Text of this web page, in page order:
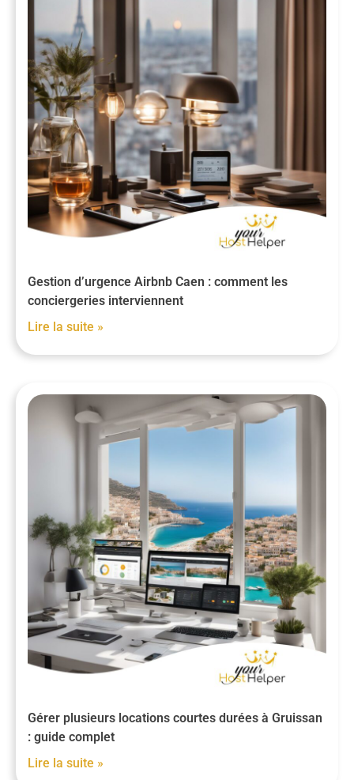
Gestion d’urgence Airbnb Caen : comment les
conciergeries interviennent
Lire la suite »
Gérer plusieurs locations courtes durées à Gruissan
: guide complet
Lire la suite »